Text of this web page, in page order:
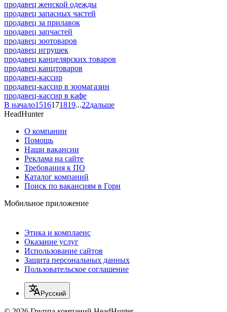
продавец женской одежды
продавец запасных частей
продавец за прилавок
продавец запчастей
продавец зоотоваров
продавец игрушек
продавец канцелярских товаров
продавец канцтоваров
продавец-кассир
продавец-кассир в зоомагазин
продавец-кассир в кафе
В начало1516171819...22дальше
HeadHunter
О компании
Помощь
Наши вакансии
Реклама на сайте
Требования к ПО
Каталог компаний
Поиск по вакансиям в Гори
Мобильное приложение
Этика и комплаенс
Оказание услуг
Использование сайтов
Защита персональных данных
Пользовательское соглашение
Русский